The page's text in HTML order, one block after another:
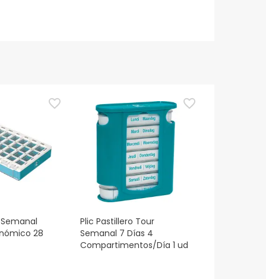
28
Plic Pastillero Tour
Semanal 7 Días 4
Compartimentos/Día 1 ud